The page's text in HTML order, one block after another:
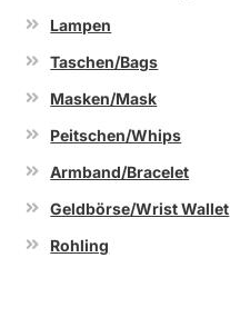
Lampen
Taschen/Bags
Masken/Mask
Peitschen/Whips
Armband/Bracelet
Geldbörse/Wrist Wallet
Rohling